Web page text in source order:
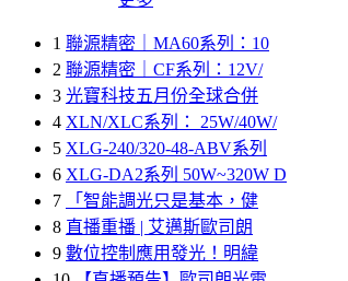
1 聯源精密｜MA60系列：10
2 聯源精密｜CF系列：12V/
3 光寶科技五月份全球合併
4 XLN/XLC系列： 25W/40W/
5 XLG-240/320-48-ABV系列
6 XLG-DA2系列 50W~320W D
7
「智能調光只是基本，健
8 直播重播 | 艾邁斯歐司朗
9 數位控制應用發光！明緯